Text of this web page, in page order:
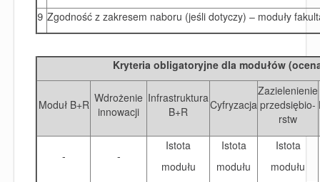
9 Zgodność z zakresem naboru (jeśli dotyczy) – moduły
Kryteria obligatoryjne dla modułów
Moduł B+R Wdrożenie
innowacji
Infrastruktura
B+R
Cyfryzacja
Zazielenienie
przedsiębio-
rstw
- -
Istota
modułu
Istota
modułu
Istota
modułu